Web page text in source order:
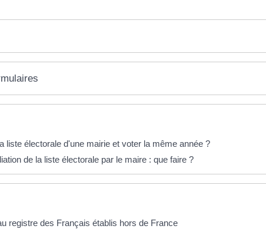
liste électorale d'une mairie et voter la même année ?
de la liste électorale par le maire : que faire ?
registre des Français établis hors de France